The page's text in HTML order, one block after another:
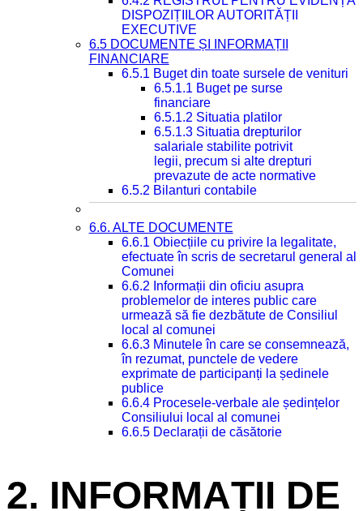
DISPOZIȚIILOR AUTORITĂȚII
EXECUTIVE
6.5 DOCUMENTE ȘI INFORMAȚII
FINANCIARE
6.5.1 Buget din toate sursele de venituri
6.5.1.1 Buget pe surse
financiare
6.5.1.2 Situatia platilor
6.5.1.3 Situatia drepturilor
salariale stabilite potrivit
legii, precum si alte drepturi
prevazute de acte normative
6.5.2 Bilanturi contabile
6.6. ALTE DOCUMENTE
6.6.1 Obiecțiile cu privire la legalitate,
efectuate în scris de secretarul general al
Comunei
6.6.2 Informații din oficiu asupra
problemelor de interes public care
urmează să fie dezbătute de Consiliul
local al comunei
6.6.3 Minutele în care se consemnează,
în rezumat, punctele de vedere
exprimate de participanți la ședinele
publice
6.6.4 Procesele-verbale ale ședințelor
Consiliului local al comunei
6.6.5 Declarații de căsătorie
2. INFORMAȚII DE